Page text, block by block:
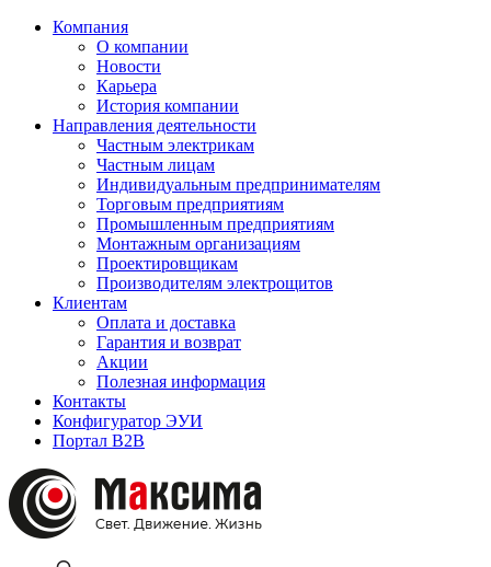
Компания
О компании
Новости
Карьера
История компании
Направления деятельности
Частным электрикам
Частным лицам
Индивидуальным предпринимателям
Торговым предприятиям
Промышленным предприятиям
Монтажным организациям
Проектировщикам
Производителям электрощитов
Клиентам
Оплата и доставка
Гарантия и возврат
Акции
Полезная информация
Контакты
Конфигуратор ЭУИ
Портал B2B